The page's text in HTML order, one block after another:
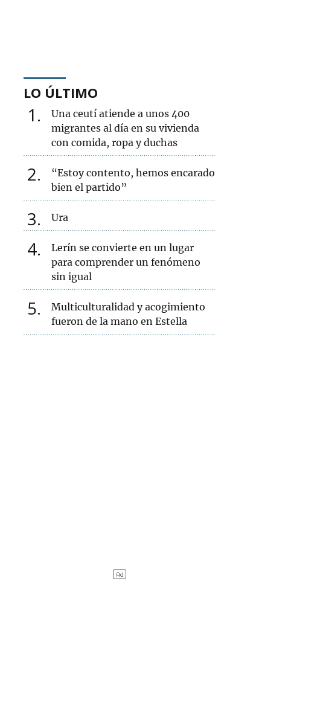
LO ÚLTIMO
1
Una ceutí atiende a unos 400
migrantes al día en su vivienda
con comida, ropa y duchas
2
“Estoy contento, hemos encarado
bien el partido”
3 Ura
4
Lerín se convierte en un lugar
para comprender un fenómeno
sin igual
5
Multiculturalidad y acogimiento
fueron de la mano en Estella